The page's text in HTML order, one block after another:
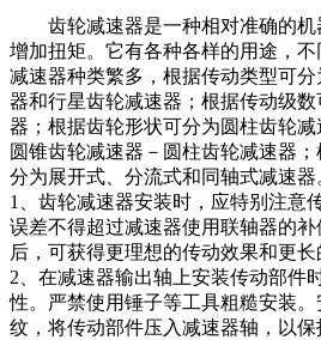
齿轮减速器是一种相对准确的机
增加扭矩。它有各种各样的用途，不
减速器种类繁多，根据传动类型可
器和行星齿轮减速器；根据传动级
器；根据齿轮形状可分为圆柱齿轮
圆锥齿轮减速器－圆柱齿轮减速器
分为展开式、分流式和同轴式减速器
1、齿轮减速器安装时，应特别注意
误差不得超过减速器使用联轴器的
后，可获得更理想的传动效果和更长
2、在减速器输出轴上安装传动部件
性。严禁使用锤子等工具粗糙安装
纹，将传动部件压入减速器轴，以